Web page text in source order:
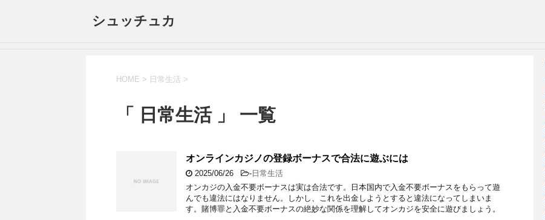
シュッチュカ
HOME > 日常生活 >
「 日常生活 」 一覧
オンラインカジノの登録ボーナスで合法に遊ぶには
2025/06/26 - 日常生活
オンカジの入金不要ボーナスは実は合法です。日本国内で入金不要ボーナスをもらって遊
んでも違法にはなりません。しかし、これを出金しようとすると違法になってしまいま
す。賭博罪と入金不要ボーナスの絶妙な関係を理解してオンカジを安全に遊びましょう。